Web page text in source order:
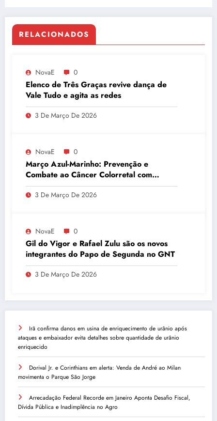
RELACIONADOS
NovaE 0
Elenco de Três Graças revive dança de
Vale Tudo e agita as redes
3 De Março De 2026
NovaE 0
Março Azul-Marinho: Prevenção e
Combate ao Câncer Colorretal com
Atividades Físicas
3 De Março De 2026
NovaE 0
Gil do Vigor e Rafael Zulu são os novos
integrantes do Papo de Segunda no GNT
3 De Março De 2026
Irã confirma danos em usina de enriquecimento de urânio após
ataques e embaixador evita detalhes sobre quantidade de urânio
enriquecido
Dorival Jr. e Corinthians em alerta: Venda de André ao Milan
movimenta o Parque São Jorge
Arrecadação Federal Recorde em Janeiro Aponta Desafio Fiscal,
Dívida Pública e Inadimplência no Agro